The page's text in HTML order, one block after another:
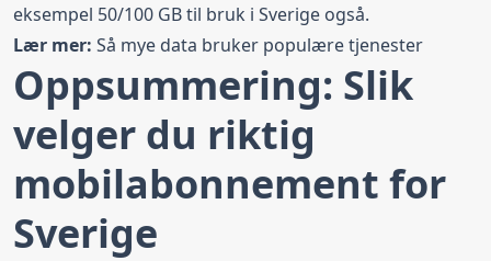
eksempel 50/100 GB til bruk i Sverige også.
Lær mer: Så mye data bruker populære tjenester
Oppsummering: Slik
velger du riktig
mobilabonnement for
Sverige